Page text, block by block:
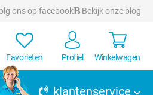
ons op facebook Bekijk onze blog
Favorieten Profiel Winkelwagen
klantenservice